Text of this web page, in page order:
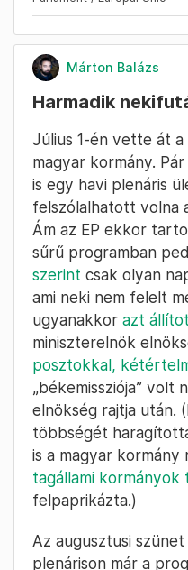
Ilaria Salis a szélsőbaloldali
sajtótájékoztatóján – Fotó:
Parlament / Európai Unió
Márton Balázs
Harmadik
Július 1-én vette át
magyar kormány.
is egy havi plenáris
felszólalhatott volna
Ám az EP ekkor
sűrű programban
szerintcsak olyan
ugyanakkorazt